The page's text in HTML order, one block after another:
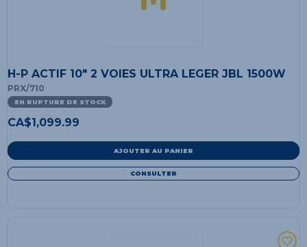
H-P ACTIF 10" 2 VOIES ULTRA LEGER JBL 1500W
PRX/710
EN RUPTURE DE STOCK
CA$1,099.99
AJOUTER AU PANIER
CONSULTER